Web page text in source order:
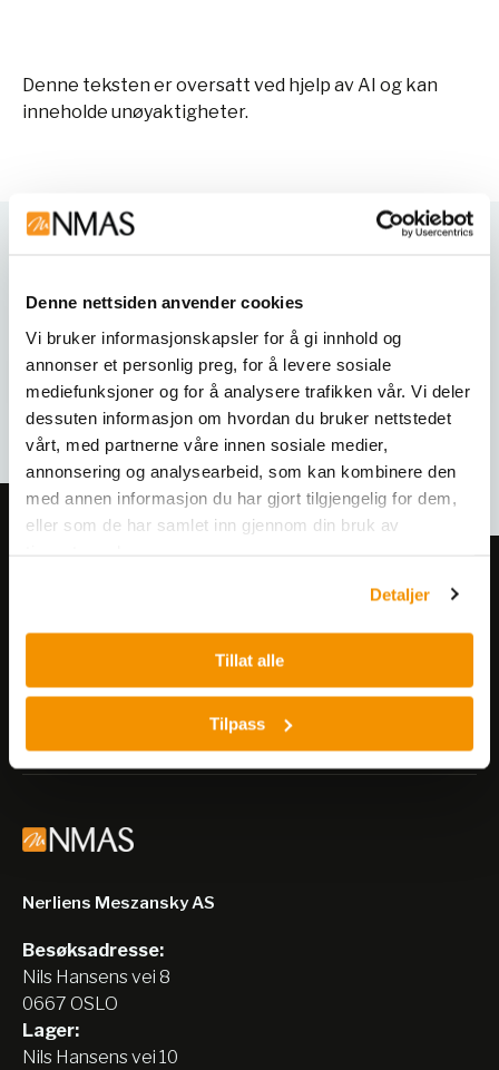
Denne nettsiden anvender cookies
Vi bruker informasjonskapsler for å gi innhold og
annonser et personlig preg, for å levere sosiale
mediefunksjoner og for å analysere trafikken vår. Vi deler
dessuten informasjon om hvordan du bruker nettstedet
vårt, med partnerne våre innen sosiale medier,
annonsering og analysearbeid, som kan kombinere den
med annen informasjon du har gjort tilgjengelig for dem,
eller som de har samlet inn gjennom din bruk av
Detaljer
Tillat alle
Tilpass
Denne teksten er oversatt ved hjelp av AI og kan
inneholde unøyaktigheter.
arrangementer og kampanjer.
Nerliens Meszansky AS
Besøksadresse:
Nils Hansens vei 8
0667 OSLO
Lager:
Nils Hansens vei 10